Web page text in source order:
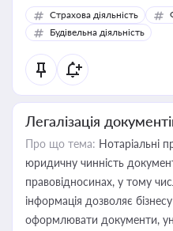
корисне для власника
бухгалтера під час
державного майна,
статусу суб'єктів оціночної
Страхова діяльність
Будівельна діяльність
Легалізація
Про що тема: Нотаріальні
юридичну чинність
правовідносинах, у тому
інформація дозволяє
оформлювати документи,